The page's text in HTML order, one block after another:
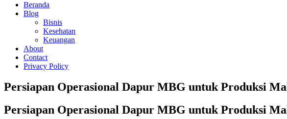
Beranda
Blog
Bisnis
Kesehatan
Keuangan
About
Contact
Privacy Policy
Persiapan Operasional Dapur MBG untuk Produksi
Persiapan Operasional Dapur MBG untuk Produksi